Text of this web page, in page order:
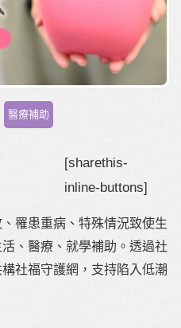
醫療補助
[sharethis-
inline-buttons]
罹患重病、特殊情況致使生
、醫療、就學補助。透過社
社福守護網，支持陷入低潮